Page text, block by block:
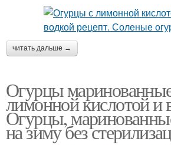
читать дальше →
Огурцы
лимонной кислотой и
Огурцы,
на зиму без